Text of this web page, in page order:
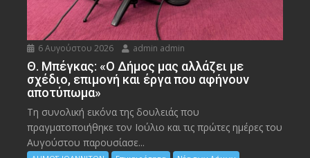
6 Αυγούστου 2026 admin admin
Θ. Μπέγκας: «Ο Δήμος μας αλλάζει με
σχέδιο, επιμονή και έργα που αφήνουν
αποτύπωμα»
Τη συνολική εικόνα της δουλειάς που
πραγματοποιήθηκε τον Ιούλιο και τις πρώτες ημέρες του
Αυγούστου παρουσίασε...